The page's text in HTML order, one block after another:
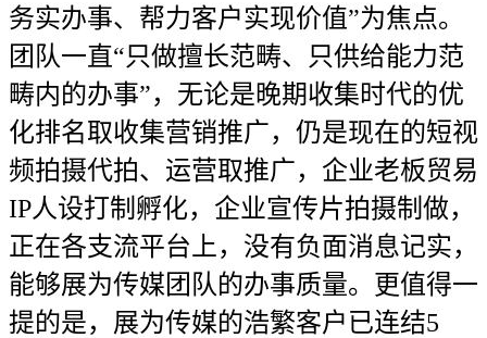
务实办事、帮力客户实现价值”为焦点。
团队一直“只做擅长范畴、只供给能力范
畴内的办事”，无论是晚期收集时代的优
化排名取收集营销推广，仍是现在的短视
频拍摄代拍、运营取推广，企业老板贸易
IP人设打制孵化，企业宣传片拍摄制做，
正在各支流平台上，没有负面消息记实，
能够展为传媒团队的办事质量。更值得一
提的是，展为传媒的浩繁客户已连结5